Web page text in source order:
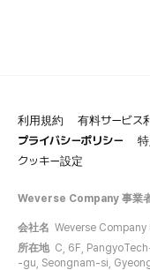
利用規約 有料サービス
プライバシーポリシー
クッキー設定
Weverse Company 事業
会社名 Weverse Company
所在地 C, 6F,
-gu, Seongnam-si,